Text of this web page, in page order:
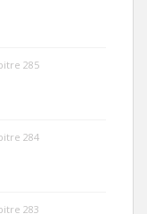
285
284
283